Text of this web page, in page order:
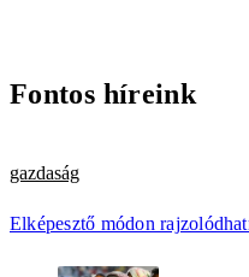
Fontos híreink
gazdaság
Elképesztő módon